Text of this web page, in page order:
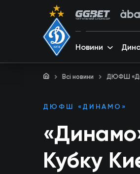
Новини
Всі новини ДЮФШ
ДЮФШ «ДИНАМО»
Кубку